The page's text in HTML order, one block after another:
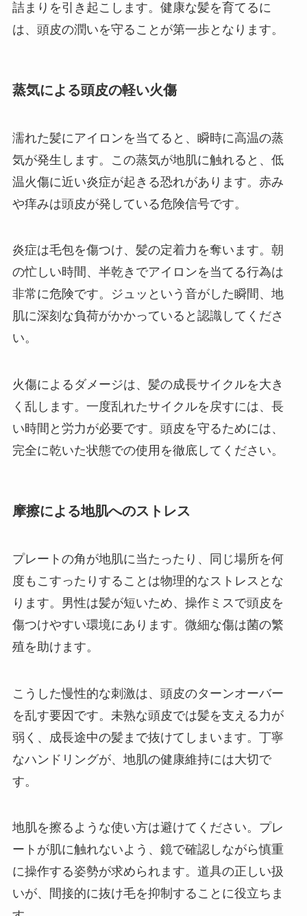
詰まりを引き起こします。健康な髪を育てるに
は、頭皮の潤いを守ることが第一歩となります。
蒸気による頭皮の軽い火傷
濡れた髪にアイロンを当てると、瞬時に高温の蒸
気が発生します。この蒸気が地肌に触れると、低
温火傷に近い炎症が起きる恐れがあります。赤み
や痒みは頭皮が発している危険信号です。
炎症は毛包を傷つけ、髪の定着力を奪います。朝
の忙しい時間、半乾きでアイロンを当てる行為は
非常に危険です。ジュッという音がした瞬間、地
肌に深刻な負荷がかかっていると認識してくださ
い。
火傷によるダメージは、髪の成長サイクルを大き
く乱します。一度乱れたサイクルを戻すには、長
い時間と労力が必要です。頭皮を守るためには、
完全に乾いた状態での使用を徹底してください。
摩擦による地肌へのストレス
プレートの角が地肌に当たったり、同じ場所を何
度もこすったりすることは物理的なストレスとな
ります。男性は髪が短いため、操作ミスで頭皮を
傷つけやすい環境にあります。微細な傷は菌の繁
殖を助けます。
こうした慢性的な刺激は、頭皮のターンオーバー
を乱す要因です。未熟な頭皮では髪を支える力が
弱く、成長途中の髪まで抜けてしまいます。丁寧
なハンドリングが、地肌の健康維持には大切で
す。
地肌を擦るような使い方は避けてください。プレ
ートが肌に触れないよう、鏡で確認しながら慎重
に操作する姿勢が求められます。道具の正しい扱
いが、間接的に抜け毛を抑制することに役立ちま